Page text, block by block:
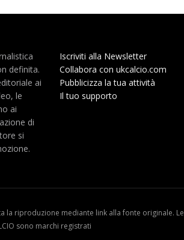
definita.
ai
le
ai
di
si
Iscriviti alla Newsletter
Collabora con ukcalcio.com
Pubblicizza la tua attività
Il tuo supporto
la riproduzione mediante link alla fonte originale. Le
sono marchi registrati